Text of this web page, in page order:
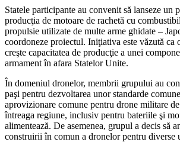
Statele participante au convenit să lanseze un
producţia de motoare de rachetă cu
propulsie utilizate de multe arme ghidate –
coordoneze proiectul. Iniţiativa este văzută ca
creşte capacitatea de producţie a unei
armament în afara Statelor Unite.
În domeniul dronelor, membrii grupului au
paşi pentru dezvoltarea unor standarde
aprovizionare comune pentru drone militare
întreaga regiune, inclusiv pentru bateriile şi
alimentează. De asemenea, grupul a decis să
construirii în comun a dronelor pentru diverse